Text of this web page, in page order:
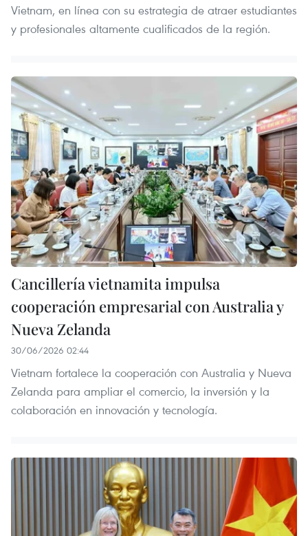
Vietnam, en línea con su estrategia de atraer estudiantes
y profesionales altamente cualificados de la región.
Cancillería vietnamita impulsa
cooperación empresarial con Australia y
Nueva Zelanda
30/06/2026 02:44
Vietnam fortalece la cooperación con Australia y Nueva
Zelanda para ampliar el comercio, la inversión y la
colaboración en innovación y tecnología.